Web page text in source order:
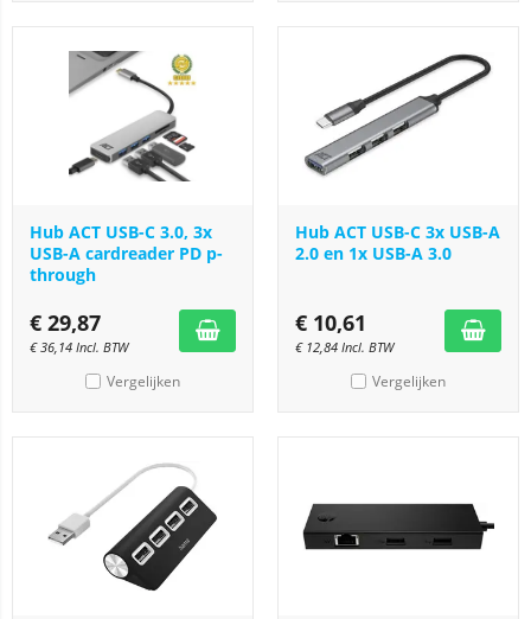
Hub ACT USB-C 3.0, 3x
USB-A cardreader PD p-
through
€ 29,87
€36,14 Incl. BTW
Vergelijken
Hub ACT USB-C 3x USB-A
2.0 en 1x USB-A 3.0
€ 10,61
€ 12,84 Incl. BTW
Vergelijken